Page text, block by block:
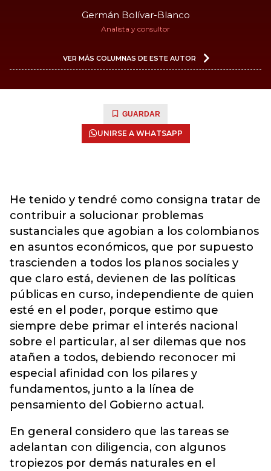
Germán Bolívar-Blanco
Analista y consultor
VER MÁS COLUMNAS DE ESTE AUTOR
GUARDAR
UNIRSE A WHATSAPP
He tenido y tendré como consigna tratar de
contribuir a solucionar problemas
sustanciales que agobian a los colombianos
en asuntos económicos, que por supuesto
trascienden a todos los planos sociales y
que claro está, devienen de las políticas
públicas en curso, independiente de quien
esté en el poder, porque estimo que
siempre debe primar el interés nacional
sobre el particular, al ser dilemas que nos
atañen a todos, debiendo reconocer mi
especial afinidad con los pilares y
fundamentos, junto a la línea de
pensamiento del Gobierno actual.
En general considero que las tareas se
adelantan con diligencia, con algunos
tropiezos por demás naturales en el